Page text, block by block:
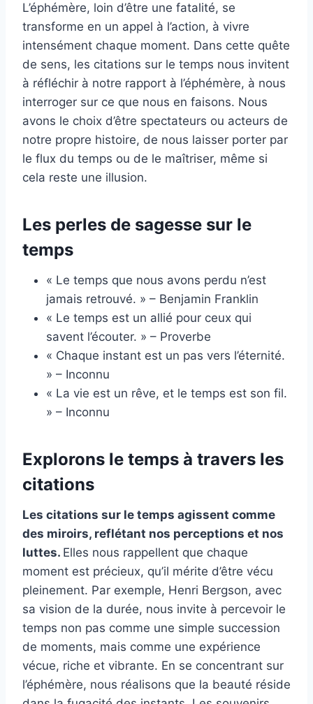
L’éphémère, loin d’être une fatalité, se
transforme en un appel à l’action, à vivre
intensément chaque moment. Dans cette quête
de sens, les citations sur le temps nous invitent
à réfléchir à notre rapport à l’éphémère, à nous
interroger sur ce que nous en faisons. Nous
avons le choix d’être spectateurs ou acteurs de
notre propre histoire, de nous laisser porter par
le flux du temps ou de le maîtriser, même si
cela reste une illusion.
Les perles de sagesse sur le
temps
« Le temps que nous avons perdu n’est
jamais retrouvé. » – Benjamin Franklin
« Le temps est un allié pour ceux qui
savent l’écouter. » – Proverbe
« Chaque instant est un pas vers l’éternité.
» – Inconnu
« La vie est un rêve, et le temps est son fil.
» – Inconnu
Explorons le temps à travers les
citations
Les citations sur le temps agissent comme
des miroirs, reflétant nos perceptions et nos
luttes. Elles nous rappellent que chaque
moment est précieux, qu’il mérite d’être vécu
pleinement. Par exemple, Henri Bergson, avec
sa vision de la durée, nous invite à percevoir le
temps non pas comme une simple succession
de moments, mais comme une expérience
vécue, riche et vibrante. En se concentrant sur
l’éphémère, nous réalisons que la beauté réside